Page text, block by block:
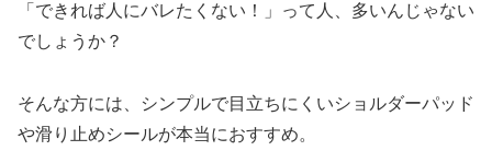
「できれば人にバレたくない！」って人、多いんじゃない
でしょうか？
そんな方には、シンプルで目立ちにくいショルダーパッド
や滑り止めシールが本当におすすめ。